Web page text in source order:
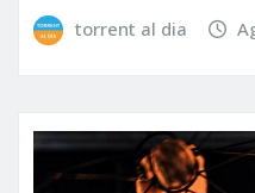
torrent al dia